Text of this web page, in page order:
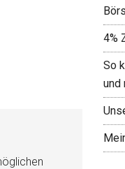
4%
So
und